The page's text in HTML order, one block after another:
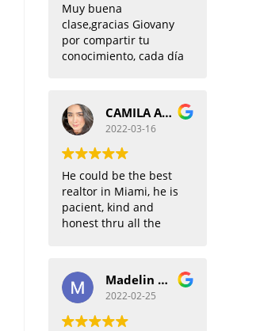
Muy buena
clase,gracias Giovany
por compartir tu
conocimiento, cada día
CAMILA ALZATE
2022-03-16
He could be the best
realtor in Miami, he is
pacient, kind and
honest thru all the
more!!
Madelin Alfonso
2022-02-25